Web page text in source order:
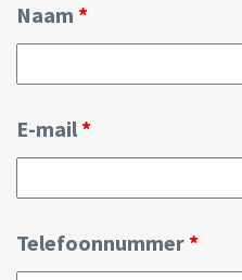
Naam *
E-mail *
Telefoonnummer *